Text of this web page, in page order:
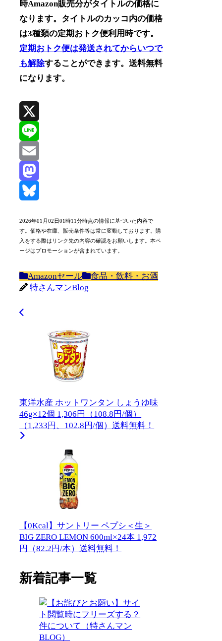
時Amazon販売分がタイトルの価格に
なります。タイトルのカッコ内の価格
は3種類の定期おトク便利用時です。
定期おトク便は発送されてからいつで
も解除することができます。送料無料
になります。
X
Line
Email
Mastodon
2026年01月02日01時11分時点の情報に基づいた内容で
す。価格や在庫、販売条件等は常に変動しております。購
入をする際はリンク先の内容の確認をお願いします。本ペ
ージはプロモーションが含まれています。
Amazonセール
食品・飲料・お酒
特さんマンBlog
東洋水産 ホットワンタン しょうゆ味
46g×12個 1,306円（108.8円/個）
（1,233円、102.8円/個）送料無料！
【0Kcal】サントリー ペプシ＜生＞
BIG ZERO LEMON 600ml×24本 1,972
円（82.2円/本）送料無料！
新着記事一覧